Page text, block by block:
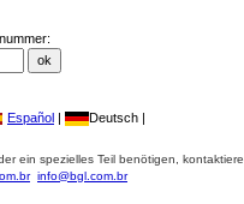
Español | Deutsch |
ein spezielles Teil benötigen,
info@bgl.com.br